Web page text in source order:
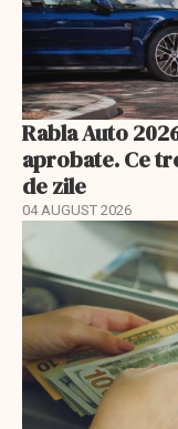
Rabla Auto
aprobate. Ce
de zile
04 AUGUST 2026